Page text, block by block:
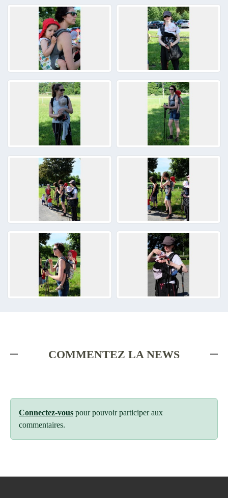
COMMENTEZ LA NEWS
Connectez-vous pour pouvoir participer aux
commentaires.